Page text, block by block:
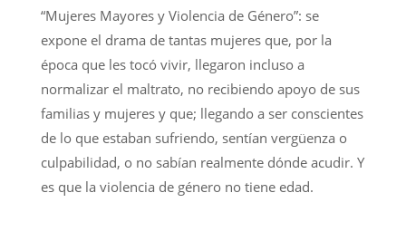
“Mujeres Mayores y Violencia de Género”: se
expone el drama de tantas mujeres que, por la
época que les tocó vivir, llegaron incluso a
normalizar el maltrato, no recibiendo apoyo de sus
familias y mujeres y que; llegando a ser conscientes
de lo que estaban sufriendo, sentían vergüenza o
culpabilidad, o no sabían realmente dónde acudir. Y
es que la violencia de género no tiene edad.